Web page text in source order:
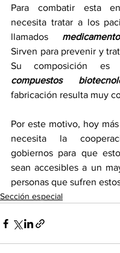
Para combatir esta
necesita tratar a los
llamados
Sirven para prevenir y
compuestos
fabricación resulta muy
Por este motivo, hoy
necesita la
gobiernos para que
sean accesibles a un
personas que sufren
Sección especial